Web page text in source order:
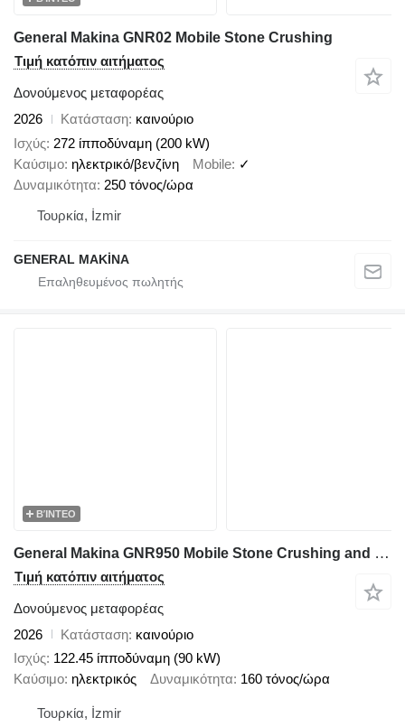
General Makina GNR02 Mobile Stone Crushing
Τιμή κατόπιν αιτήματος
Δονούμενος μεταφορέας
2026
Κατάσταση καινούριο
Ισχύς 272 ίπποδύναμη (200 kW)
Καύσιμο ηλεκτρικό/βενζίνη Mobile ✓
Δυναμικότητα 250 τόνος/ώρα
Τουρκία, İzmir
GENERAL MAKİNA
ΒΊΝΤΕΟ
General Makina GNR950 Mobile Stone Crushing and Screening Plant
Τιμή κατόπιν αιτήματος
Δονούμενος μεταφορέας
2026
Κατάσταση καινούριο
Ισχύς 122.45 ίπποδύναμη (90 kW)
Καύσιμο ηλεκτρικός Δυναμικότητα 160 τόνος/ώρα
Τουρκία, İzmir